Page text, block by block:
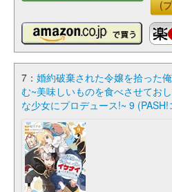
(
7： 婚約破棄された令嬢を拾った
む~美味しいものを食べさせてお
な少女にプロデュース!~ 9 (PASH!